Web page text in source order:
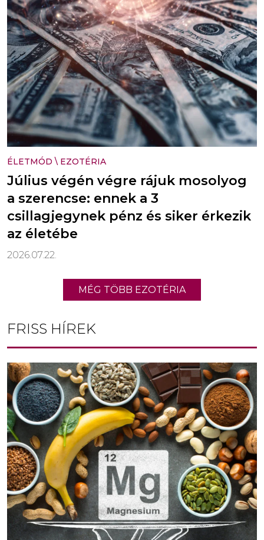
ÉLETMÓD \ EZOTÉRIA
Július végén végre rájuk mosolyog
a szerencse: ennek a 3
csillagjegynek pénz és siker érkezik
az életébe
2026.07.22.
MÉG TÖBB EZOTÉRIA
FRISS HÍREK